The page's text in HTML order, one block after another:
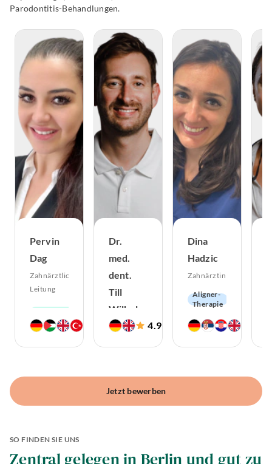
Parodontitis-Behandlungen.
Pervin
Dag
Zahnärztliche
Leitung
Hochwertiger
Zahnersatz
Zahnerhaltung
4.9 (388)
Dr.
med.
dent.
Till
Wilhelm
Zahnarzt
Hochwertiger
4.9
Dina
Hadzic
Zahnärztin
Aligner-
Therapie
Kieferorthopädie
Jetzt bewerben
SO FINDEN SIE UNS
Zentral gelegen in Berlin und gut zu